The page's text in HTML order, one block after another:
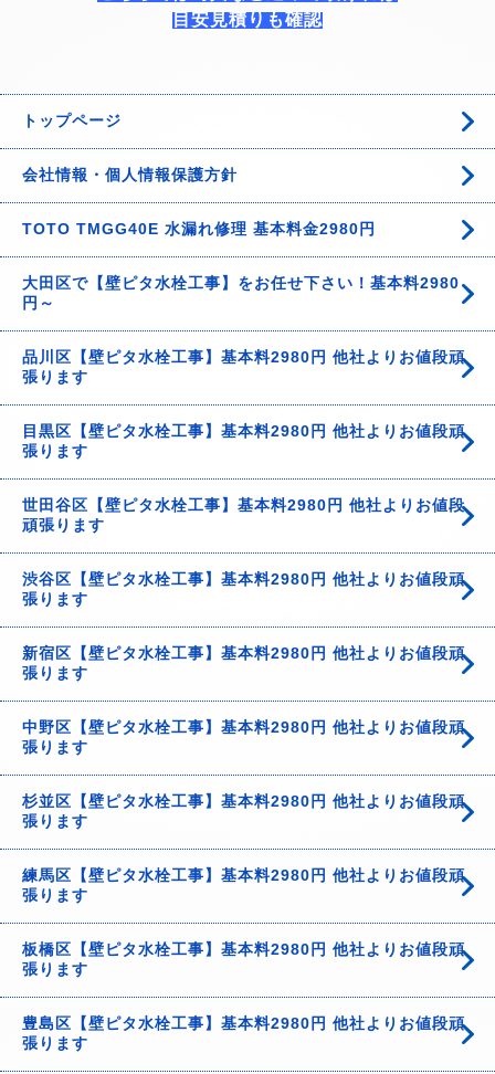
目安見積りも確認
トップページ
会社情報・個人情報保護方針
TOTO TMGG40E 水漏れ修理 基本料金2980円
大田区で【壁ピタ水栓工事】をお任せ下さい！基本料2980
円～
品川区【壁ピタ水栓工事】基本料2980円 他社よりお値段頑
張ります
目黒区【壁ピタ水栓工事】基本料2980円 他社よりお値段頑
張ります
世田谷区【壁ピタ水栓工事】基本料2980円 他社よりお値段
頑張ります
渋谷区【壁ピタ水栓工事】基本料2980円 他社よりお値段頑
張ります
新宿区【壁ピタ水栓工事】基本料2980円 他社よりお値段頑
張ります
中野区【壁ピタ水栓工事】基本料2980円 他社よりお値段頑
張ります
杉並区【壁ピタ水栓工事】基本料2980円 他社よりお値段頑
張ります
練馬区【壁ピタ水栓工事】基本料2980円 他社よりお値段頑
張ります
板橋区【壁ピタ水栓工事】基本料2980円 他社よりお値段頑
張ります
豊島区【壁ピタ水栓工事】基本料2980円 他社よりお値段頑
張ります